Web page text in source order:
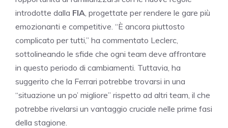
introdotte dalla FIA , progettate per rendere le gare più
emozionanti e competitive. “È ancora piuttosto
complicato per tutti,” ha commentato Leclerc,
sottolineando le sfide che ogni team deve affrontare
in questo periodo di cambiamenti. Tuttavia, ha
suggerito che la Ferrari potrebbe trovarsi in una
“situazione un po’ migliore” rispetto ad altri team, il che
potrebbe rivelarsi un vantaggio cruciale nelle prime fasi
della stagione.